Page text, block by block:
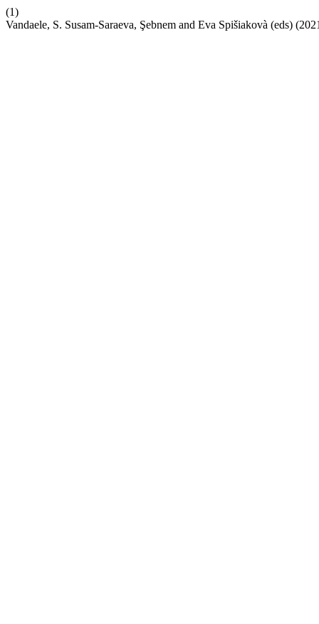
(1)
Vandaele, S. Susam-Saraeva, Şebnem and Eva Spišiakovà (eds)